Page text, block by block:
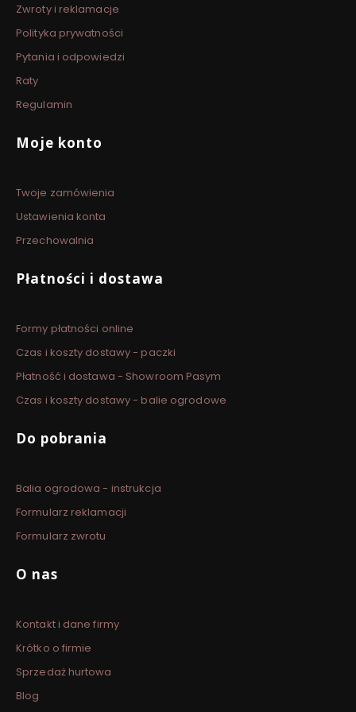
Zwroty i reklamacje
Polityka prywatności
Pytania i odpowiedzi
Raty
Regulamin
Moje konto
Twoje zamówienia
Ustawienia konta
Przechowalnia
Płatności i dostawa
Formy płatności online
Czas i koszty dostawy - paczki
Płatność i dostawa - Showroom Pasym
Czas i koszty dostawy - balie ogrodowe
Do pobrania
Balia ogrodowa - instrukcja
Formularz reklamacji
Formularz zwrotu
O nas
Kontakt i dane firmy
Krótko o firmie
Sprzedaż hurtowa
Blog